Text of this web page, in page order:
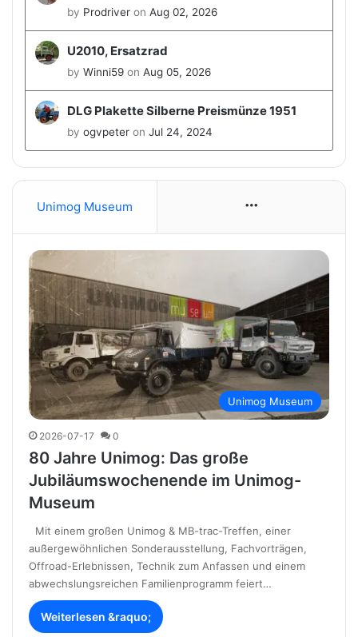
by Prodriver on Aug 02, 2026
U2010, Ersatzrad
by Winni59 on Aug 05, 2026
DLG Plakette Silberne Preismünze 1951
by ogvpeter on Jul 24, 2024
Unimog Museum
Unimog Museum
2026-07-17 0
80 Jahre Unimog: Das große
Jubiläumswochenende im Unimog-
Museum
Mit einem großen Unimog & MB-trac-Treffen, einer
außergewöhnlichen Sonderausstellung, Fachvorträgen,
Offroad-Erlebnissen, Technik zum Anfassen und einem
abwechslungsreichen Familienprogramm feiert…
Weiterlesen &raquo;